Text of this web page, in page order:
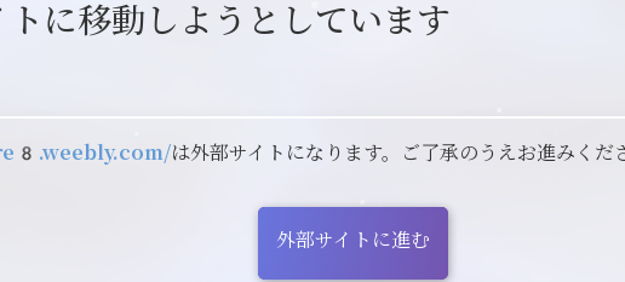
トに移動しようとしています
は外部サイトになります。ご了承のうえお進みくだ
外部サイトに進む